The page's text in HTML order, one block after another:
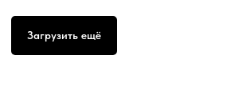
Загрузить ещё